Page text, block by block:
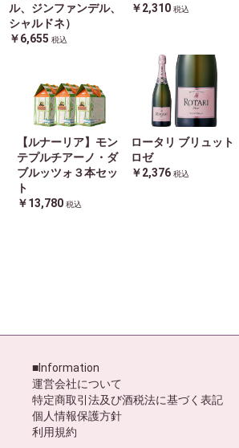
ル、ジンファンデル、
シャルドネ）
￥6,655 税込
￥2,310 税込
【ルナーリア】モン
テプルチアーノ・ダ
ブルッツォ３本セッ
ト
￥13,780 税込
ロータリ ブリュット
ロゼ
￥2,376 税込
■Information
運営会社について
特定商取引法及び酒税法に基づく表記
個人情報保護方針
利用規約